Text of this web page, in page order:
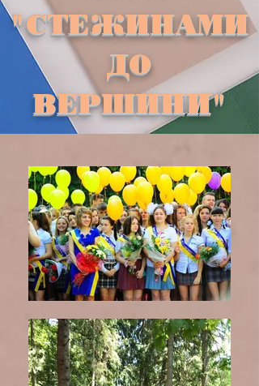
"СТЕЖИНАМИ
ДО
ВЕРШИНИ"